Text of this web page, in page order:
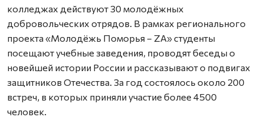
колледжах действуют 30 молодёжных
добровольческих отрядов. В рамках регионального
проекта «Молодёжь Поморья – ZA» студенты
посещают учебные заведения, проводят беседы о
новейшей истории России и рассказывают о подвигах
защитников Отечества. За год состоялось около 200
встреч, в которых приняли участие более 4500
человек.